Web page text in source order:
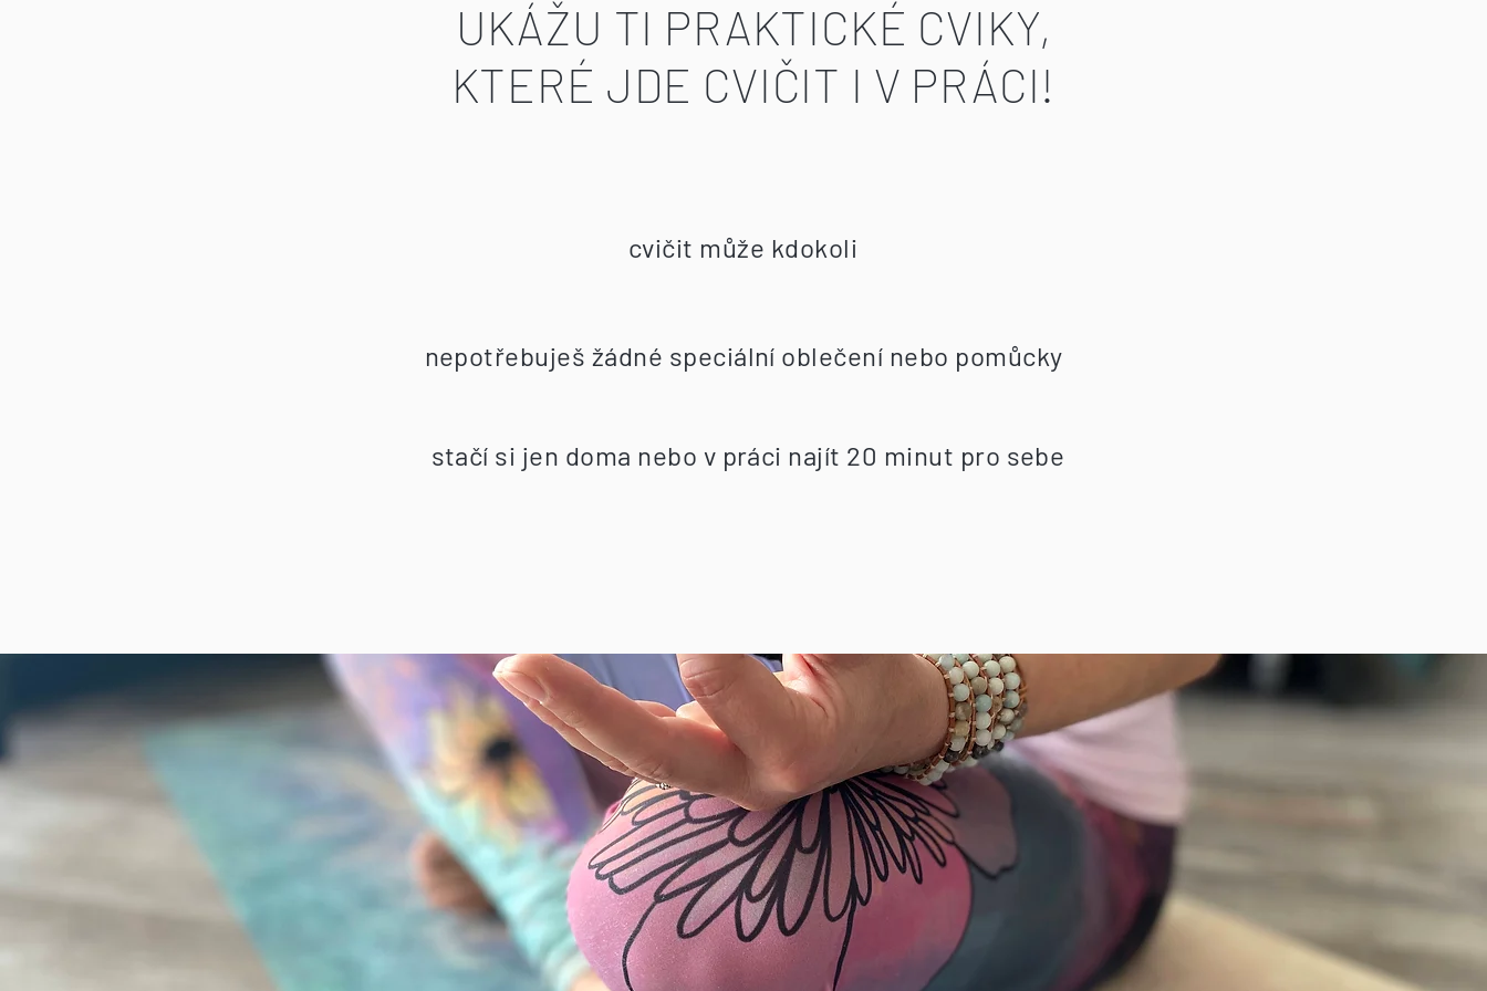
UKÁŽU TI PRAKTICKÉ CVIKY,
KTERÉ JDE CVIČIT I V PRÁCI!
cvičit může kdokoli
nepotřebuješ žádné speciální oblečení nebo pomůcky
stačí si jen doma nebo v práci najít 20 minut pro sebe